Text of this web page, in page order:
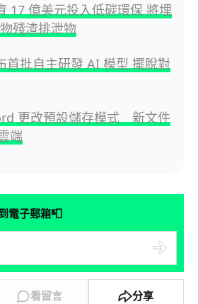
17 億美元投入低碳環保 將埋
殘渣排泄物
批自主研發 AI 模型 擺脫對
更改預設儲存模式 新文件
端
電子郵箱📮
看留言 分享